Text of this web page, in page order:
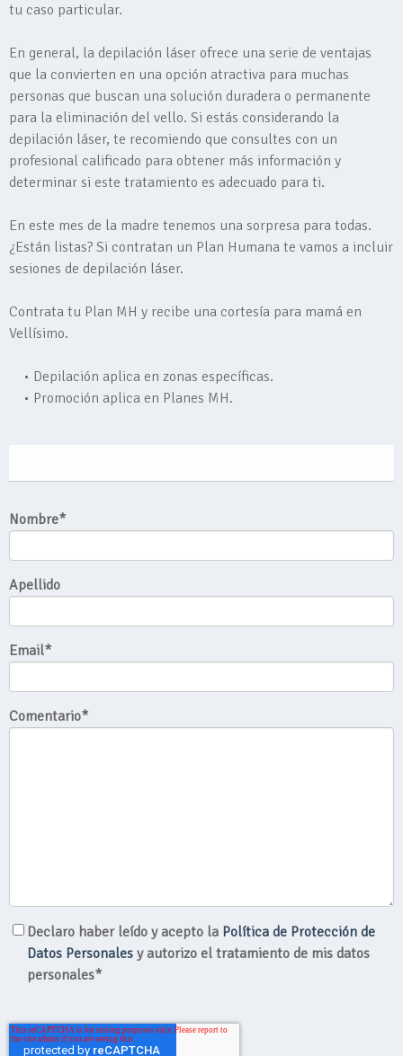
tu caso particular.
En general, la depilación láser ofrece una serie de ventajas
que la convierten en una opción atractiva para muchas
personas que buscan una solución duradera o permanente
para la eliminación del vello. Si estás considerando la
depilación láser, te recomiendo que consultes con un
profesional calificado para obtener más información y
determinar si este tratamiento es adecuado para ti.
En este mes de la madre tenemos una sorpresa para todas.
¿Están listas? Si contratan un Plan Humana te vamos a incluir
sesiones de depilación láser.
Contrata tu Plan MH y recibe una cortesía para mamá en
Vellísimo.
• Depilación aplica en zonas específicas.
• Promoción aplica en Planes MH.
Nombre*
Apellido
Email*
Comentario*
Declaro haber leído y acepto la Política de Protección de
Datos Personales y autorizo el tratamiento de mis datos
personales*